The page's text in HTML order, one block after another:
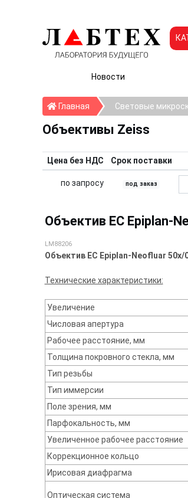
Новости
ГлавнаяГлавнаяСветовые
Объективы Zeiss
Цена без НДС Срок поставки
по запросу под заказ
Объектив EC Epiplan-
LM88206
Объектив EC Epiplan-Neofluar 50x/
Технические характеристики:
Увеличение
Числовая апертура
Рабочее расстояние, мм
Толщина покровного стекла, мм
Тип резьбы
Тип иммерсии
Поле зрения, мм
Парфокальность, мм
Увеличенное рабочее расстояние
Коррекционное кольцо
Ирисовая диафрагма
Оптическая система